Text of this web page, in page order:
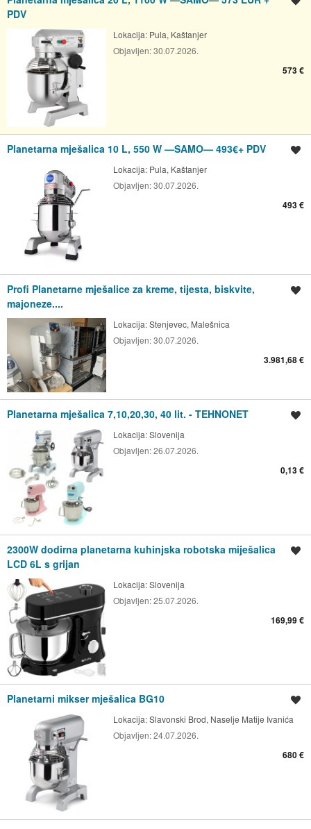
PDV
Lokacija: Pula, Kaštanjer
Objavljen:30.07.2026.
573 €
Planetarna mješalica 10 L, 550 W —SAMO— 493€+ PDV
Lokacija: Pula, Kaštanjer
Objavljen:30.07.2026.
493 €
Profi Planetarne mješalice za kreme, tijesta, biskvite,
majoneze....
Lokacija:Stenjevec, Malešnica
Objavljen:30.07.2026.
3.981,68 €
Planetarna mješalica 7,10,20,30, 40 lit. - TEHNONET
Lokacija:Slovenija
Objavljen:26.07.2026.
0,13 €
2300W dodirna planetarna kuhinjska robotska miješalica
LCD 6L s grijan
Lokacija:Slovenija
Objavljen:25.07.2026.
169,99 €
Planetarni mikser mješalica BG10
Lokacija:Slavonski Brod, Naselje Matije Ivanića
Objavljen:24.07.2026.
680 €